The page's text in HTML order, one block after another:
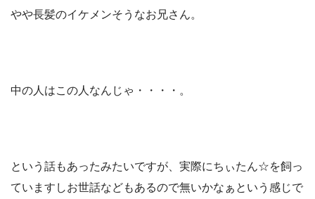
やや長髪のイケメンそうなお兄さん。
中の人はこの人なんじゃ・・・・。
という話もあったみたいですが、実際にちぃたん☆を飼っ
ていますしお世話などもあるので無いかなぁという感じで